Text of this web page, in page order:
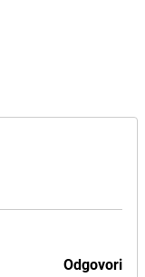
Odgovori